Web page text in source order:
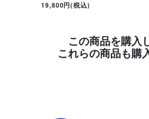
19,800円(税込)
この商品を購入
これらの商品も購